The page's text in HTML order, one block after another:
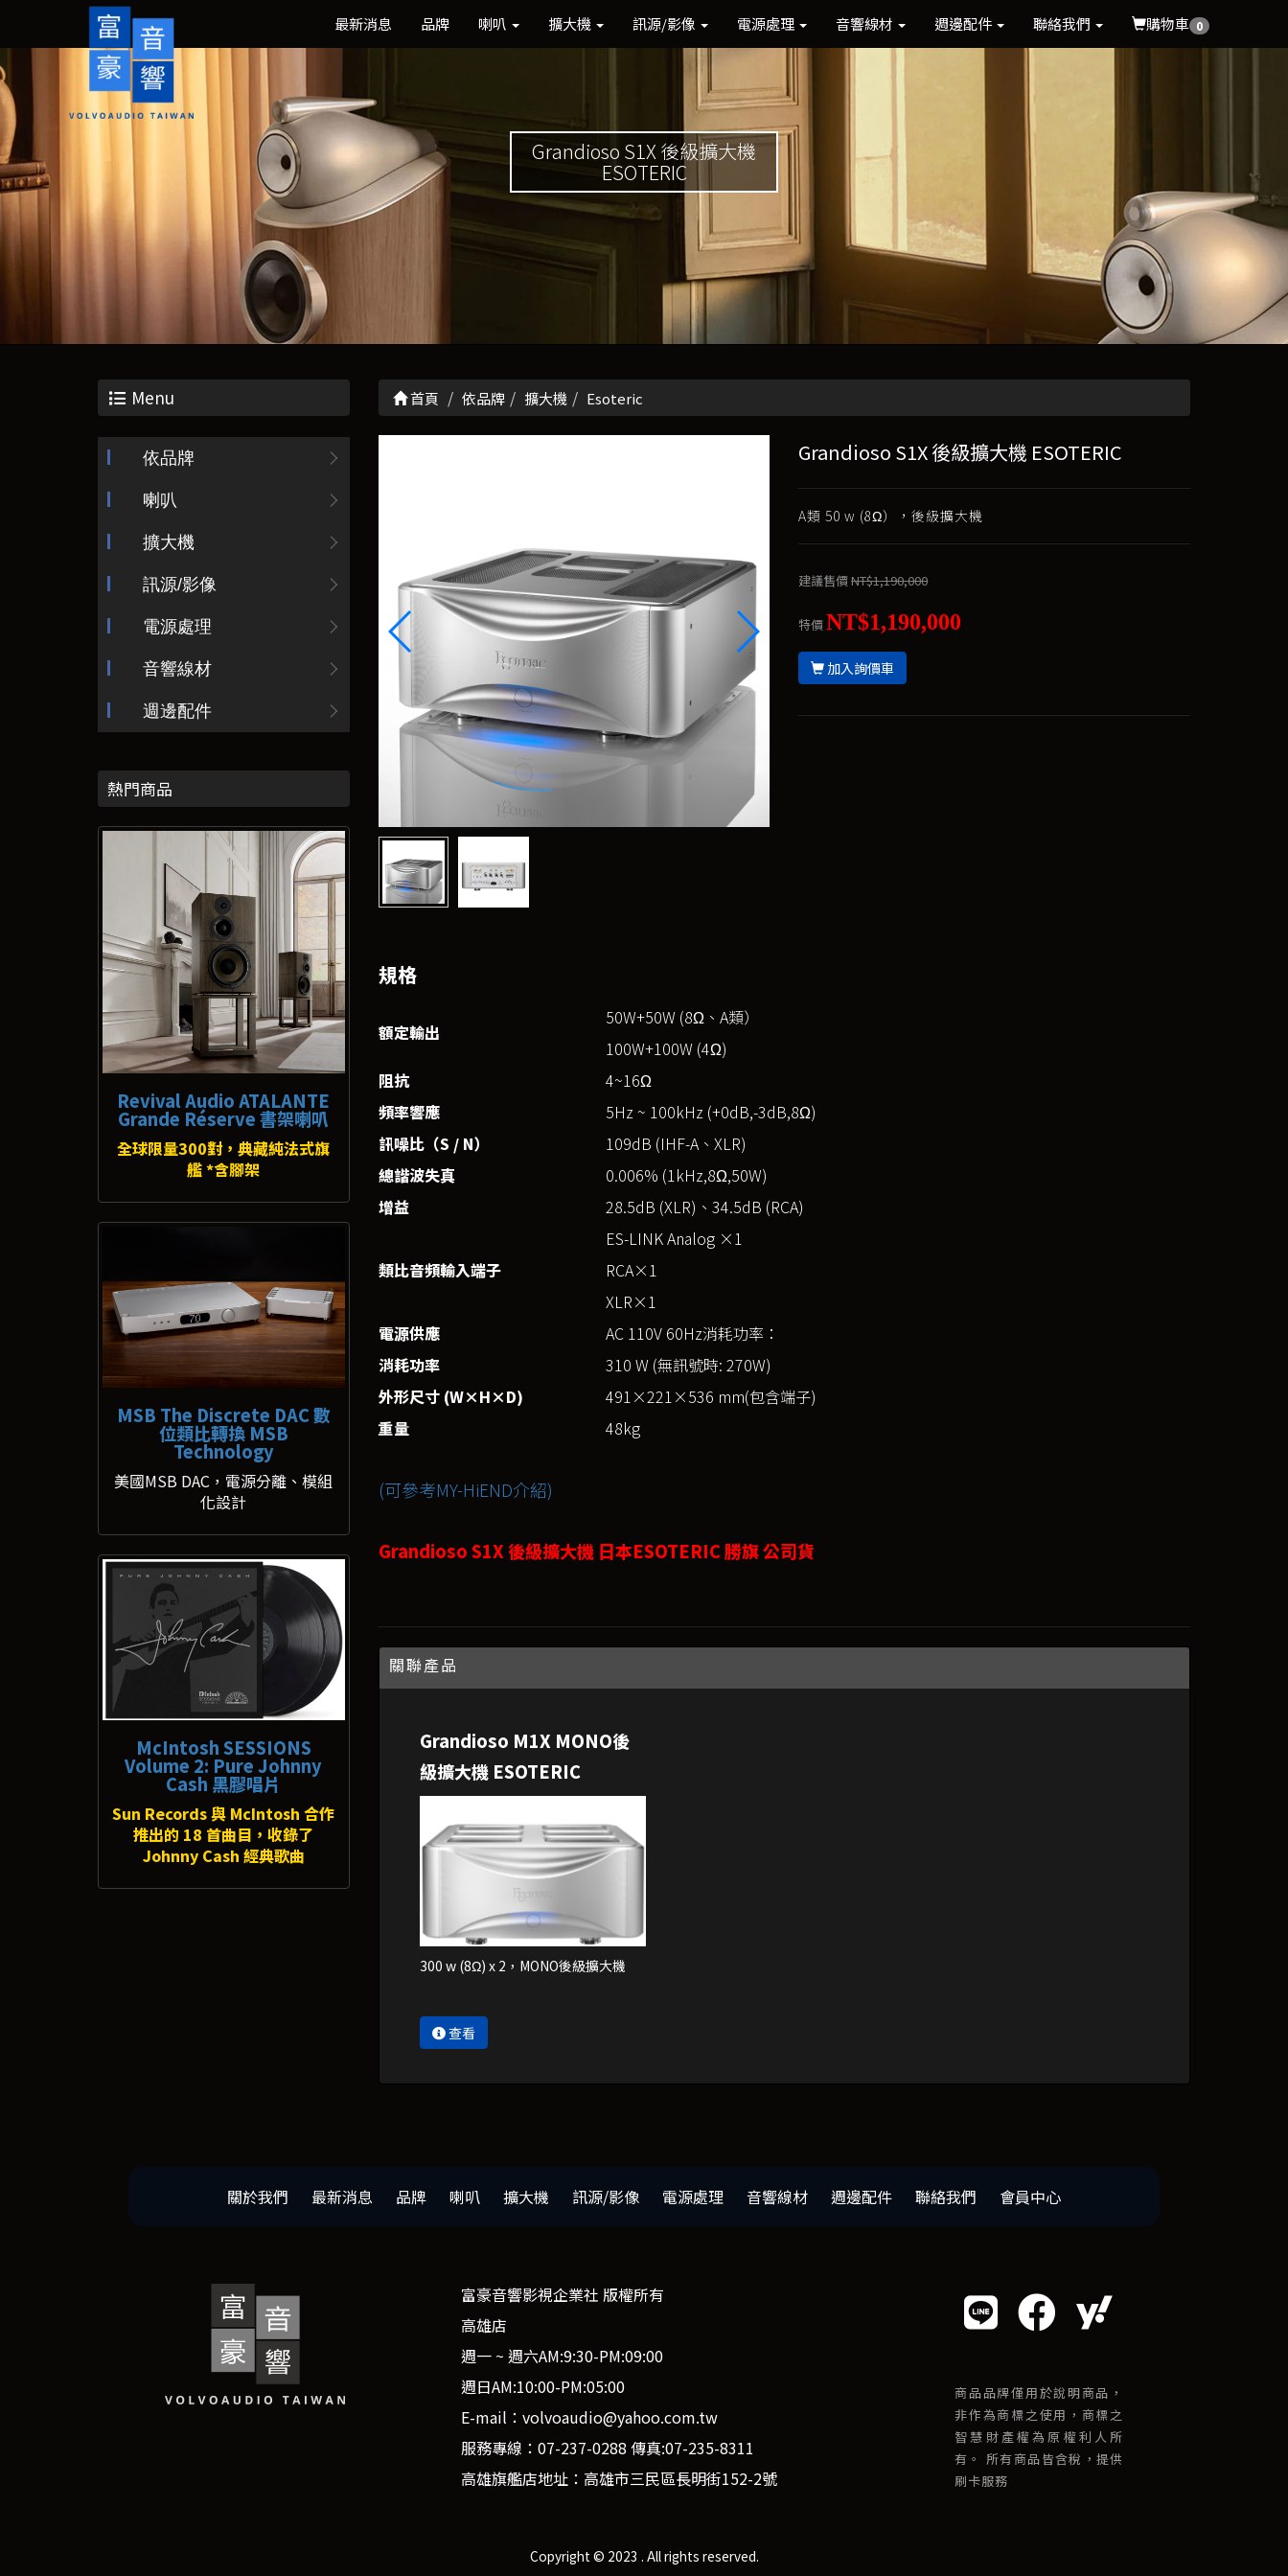
最新消息 品牌 喇叭 擴大機 訊源/影像 電源處理 音響線材 週邊配件 聯絡我們 購物車 0
Grandioso S1X 後級擴大機
ESOTERIC
Menu
依品牌
喇叭
擴大機
訊源/影像
電源處理
音響線材
週邊配件
熱門商品
Revival Audio ATALANTE
Grande Réserve 書架喇叭
全球限量300對，典藏純法式旗
艦 *含腳架
MSB The Discrete DAC 數
位類比轉換 MSB
Technology
美國MSB DAC，電源分離、模組
化設計
McIntosh SESSIONS
Volume 2: Pure Johnny
Cash 黑膠唱片
Sun Records 與 McIntosh 合作
推出的 18 首曲目，收錄了
Johnny Cash 經典歌曲
首頁 依品牌 擴大機 Esoteric
Grandioso S1X 後級擴大機 ESOTERIC
A類 50 w (8Ω），後級擴大機
建議售價NT$1,190,000
特價NT$1,190,000
加入詢價車
規格
額定輸出
50W+50W (8Ω、A類）
100W+100W (4Ω)
阻抗
4~16Ω
頻率響應
5Hz ~ 100kHz (+0dB,-3dB,8Ω)
訊噪比（S / N）
109dB (IHF-A、XLR)
總諧波失真
0.006% (1kHz,8Ω,50W)
增益
28.5dB (XLR)、34.5dB (RCA)
類比音頻輸入端子
ES-LINK Analog ×1
RCA×1
XLR×1
電源供應
AC 110V 60Hz消耗功率：
消耗功率
310 W (無訊號時: 270W)
外形尺寸 (W×H×D)
491×221×536 mm(包含端子)
重量
48kg
(可參考MY-HiEND介紹)
Grandioso S1X 後級擴大機 日本ESOTERIC 勝旗 公司貨
關聯產品
300 w (8Ω) x 2，MONO後級擴大機
查看
Grandioso M1X MONO後
級擴大機 ESOTERIC
關於我們 最新消息 品牌 喇叭 擴大機 訊源/影像 電源處理 音響線材 週邊配件 聯絡我們 會員中心
富豪音響影視企業社 版權所有
高雄店
週一 ~ 週六AM:9:30-PM:09:00
週日AM:10:00-PM:05:00
E-mail：volvoaudio@yahoo.com.tw
服務專線：07-237-0288 傳真:07-235-8311
高雄旗艦店地址：高雄市三民區長明街152-2號
商品品牌僅用於說明商品，
非作為商標之使用，商標之
智慧財產權為原權利人所
有。 所有商品皆含稅，提供
刷卡服務
Copyright © 2023 . All rights reserved.